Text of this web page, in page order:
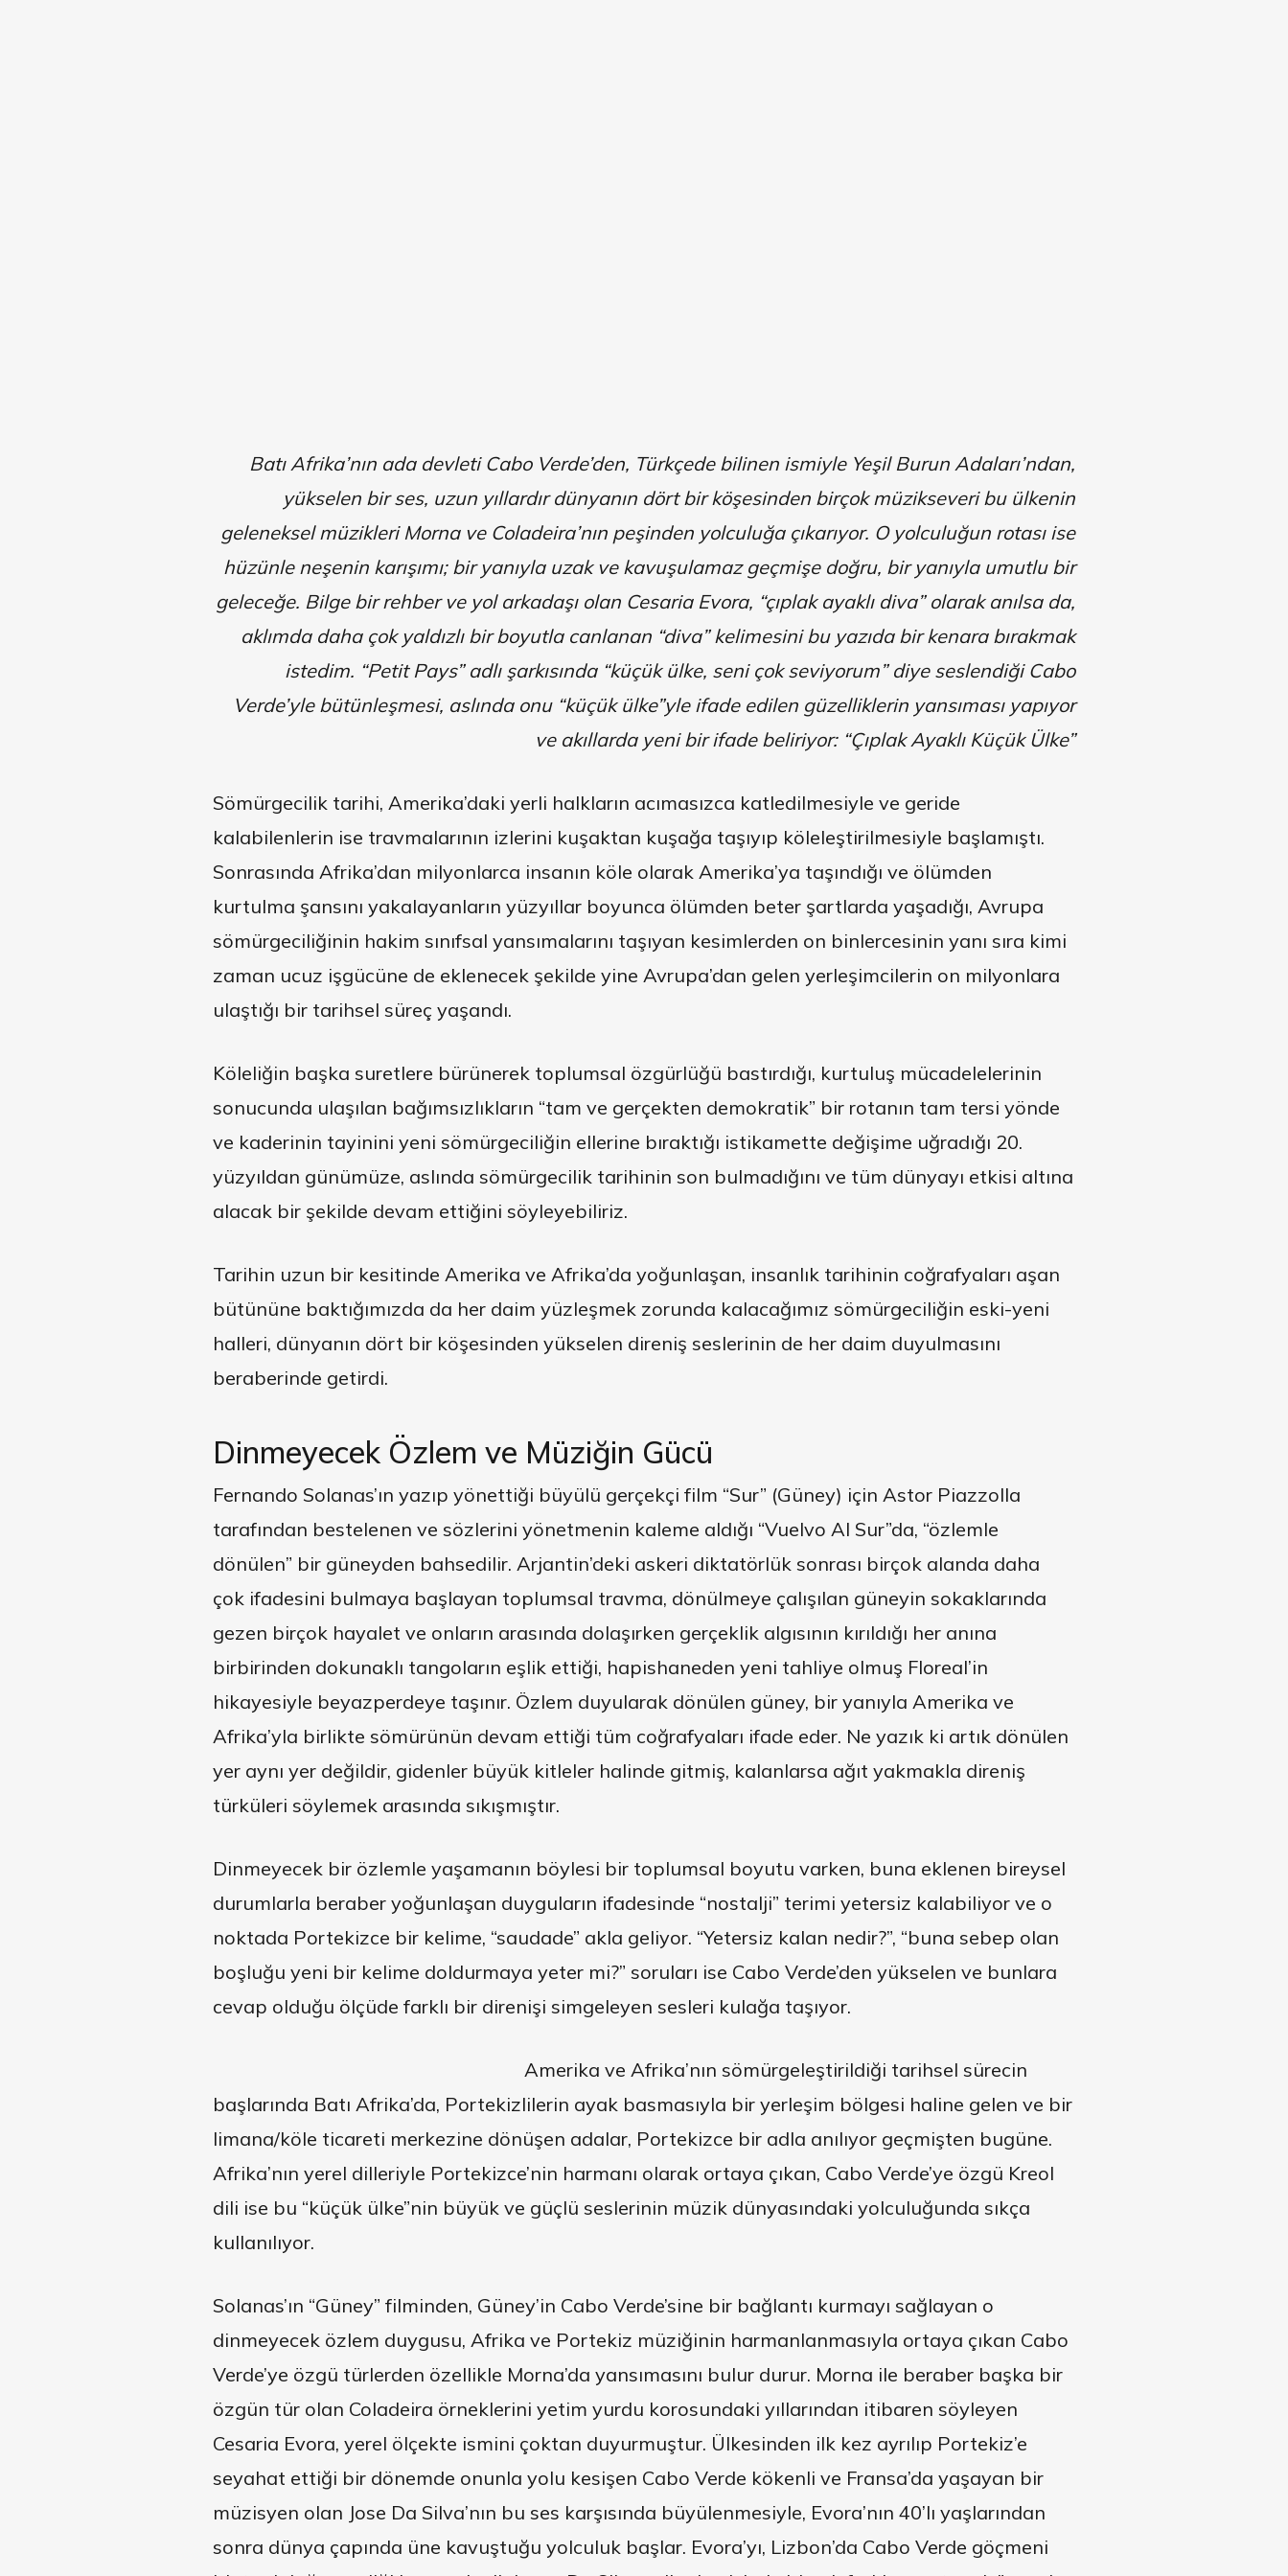
Batı Afrika’nın ada devleti Cabo Verde’den, Türkçede bilinen ismiyle Yeşil Burun Adaları’ndan,
yükselen bir ses, uzun yıllardır dünyanın dört bir köşesinden birçok müzikseveri bu ülkenin
geleneksel müzikleri Morna ve Coladeira’nın peşinden yolculuğa çıkarıyor. O yolculuğun rotası ise
hüzünle neşenin karışımı; bir yanıyla uzak ve kavuşulamaz geçmişe doğru, bir yanıyla umutlu bir
geleceğe. Bilge bir rehber ve yol arkadaşı olan Cesaria Evora, “çıplak ayaklı diva” olarak anılsa da,
aklımda daha çok yaldızlı bir boyutla canlanan “diva” kelimesini bu yazıda bir kenara bırakmak
istedim. “Petit Pays” adlı şarkısında “küçük ülke, seni çok seviyorum” diye seslendiği Cabo
Verde’yle bütünleşmesi, aslında onu “küçük ülke”yle ifade edilen güzelliklerin yansıması yapıyor
ve akıllarda yeni bir ifade beliriyor: “Çıplak Ayaklı Küçük Ülke”
Sömürgecilik tarihi, Amerika’daki yerli halkların acımasızca katledilmesiyle ve geride
kalabilenlerin ise travmalarının izlerini kuşaktan kuşağa taşıyıp köleleştirilmesiyle başlamıştı.
Sonrasında Afrika’dan milyonlarca insanın köle olarak Amerika’ya taşındığı ve ölümden
kurtulma şansını yakalayanların yüzyıllar boyunca ölümden beter şartlarda yaşadığı, Avrupa
sömürgeciliğinin hakim sınıfsal yansımalarını taşıyan kesimlerden on binlercesinin yanı sıra kimi
zaman ucuz işgücüne de eklenecek şekilde yine Avrupa’dan gelen yerleşimcilerin on milyonlara
ulaştığı bir tarihsel süreç yaşandı.
Köleliğin başka suretlere bürünerek toplumsal özgürlüğü bastırdığı, kurtuluş mücadelelerinin
sonucunda ulaşılan bağımsızlıkların “tam ve gerçekten demokratik” bir rotanın tam tersi yönde
ve kaderinin tayinini yeni sömürgeciliğin ellerine bıraktığı istikamette değişime uğradığı 20.
yüzyıldan günümüze, aslında sömürgecilik tarihinin son bulmadığını ve tüm dünyayı etkisi altına
alacak bir şekilde devam ettiğini söyleyebiliriz.
Tarihin uzun bir kesitinde Amerika ve Afrika’da yoğunlaşan, insanlık tarihinin coğrafyaları aşan
bütününe baktığımızda da her daim yüzleşmek zorunda kalacağımız sömürgeciliğin eski-yeni
halleri, dünyanın dört bir köşesinden yükselen direniş seslerinin de her daim duyulmasını
beraberinde getirdi.
Dinmeyecek Özlem ve Müziğin Gücü
Fernando Solanas’ın yazıp yönettiği büyülü gerçekçi film “Sur” (Güney) için Astor Piazzolla
tarafından bestelenen ve sözlerini yönetmenin kaleme aldığı “Vuelvo Al Sur”da, “özlemle
dönülen” bir güneyden bahsedilir. Arjantin’deki askeri diktatörlük sonrası birçok alanda daha
çok ifadesini bulmaya başlayan toplumsal travma, dönülmeye çalışılan güneyin sokaklarında
gezen birçok hayalet ve onların arasında dolaşırken gerçeklik algısının kırıldığı her anına
birbirinden dokunaklı tangoların eşlik ettiği, hapishaneden yeni tahliye olmuş Floreal’in
hikayesiyle beyazperdeye taşınır. Özlem duyularak dönülen güney, bir yanıyla Amerika ve
Afrika’yla birlikte sömürünün devam ettiği tüm coğrafyaları ifade eder. Ne yazık ki artık dönülen
yer aynı yer değildir, gidenler büyük kitleler halinde gitmiş, kalanlarsa ağıt yakmakla direniş
türküleri söylemek arasında sıkışmıştır.
Dinmeyecek bir özlemle yaşamanın böylesi bir toplumsal boyutu varken, buna eklenen bireysel
durumlarla beraber yoğunlaşan duyguların ifadesinde “nostalji” terimi yetersiz kalabiliyor ve o
noktada Portekizce bir kelime, “saudade” akla geliyor. “Yetersiz kalan nedir?”, “buna sebep olan
boşluğu yeni bir kelime doldurmaya yeter mi?” soruları ise Cabo Verde’den yükselen ve bunlara
cevap olduğu ölçüde farklı bir direnişi simgeleyen sesleri kulağa taşıyor.
Amerika ve Afrika’nın sömürgeleştirildiği tarihsel sürecin
başlarında Batı Afrika’da, Portekizlilerin ayak basmasıyla bir yerleşim bölgesi haline gelen ve bir
limana/köle ticareti merkezine dönüşen adalar, Portekizce bir adla anılıyor geçmişten bugüne.
Afrika’nın yerel dilleriyle Portekizce’nin harmanı olarak ortaya çıkan, Cabo Verde’ye özgü Kreol
dili ise bu “küçük ülke”nin büyük ve güçlü seslerinin müzik dünyasındaki yolculuğunda sıkça
kullanılıyor.
Solanas’ın “Güney” filminden, Güney’in Cabo Verde’sine bir bağlantı kurmayı sağlayan o
dinmeyecek özlem duygusu, Afrika ve Portekiz müziğinin harmanlanmasıyla ortaya çıkan Cabo
Verde’ye özgü türlerden özellikle Morna’da yansımasını bulur durur. Morna ile beraber başka bir
özgün tür olan Coladeira örneklerini yetim yurdu korosundaki yıllarından itibaren söyleyen
Cesaria Evora, yerel ölçekte ismini çoktan duyurmuştur. Ülkesinden ilk kez ayrılıp Portekiz’e
seyahat ettiği bir dönemde onunla yolu kesişen Cabo Verde kökenli ve Fransa’da yaşayan bir
müzisyen olan Jose Da Silva’nın bu ses karşısında büyülenmesiyle, Evora’nın 40’lı yaşlarından
sonra dünya çapında üne kavuştuğu yolculuk başlar. Evora’yı, Lizbon’da Cabo Verde göçmeni